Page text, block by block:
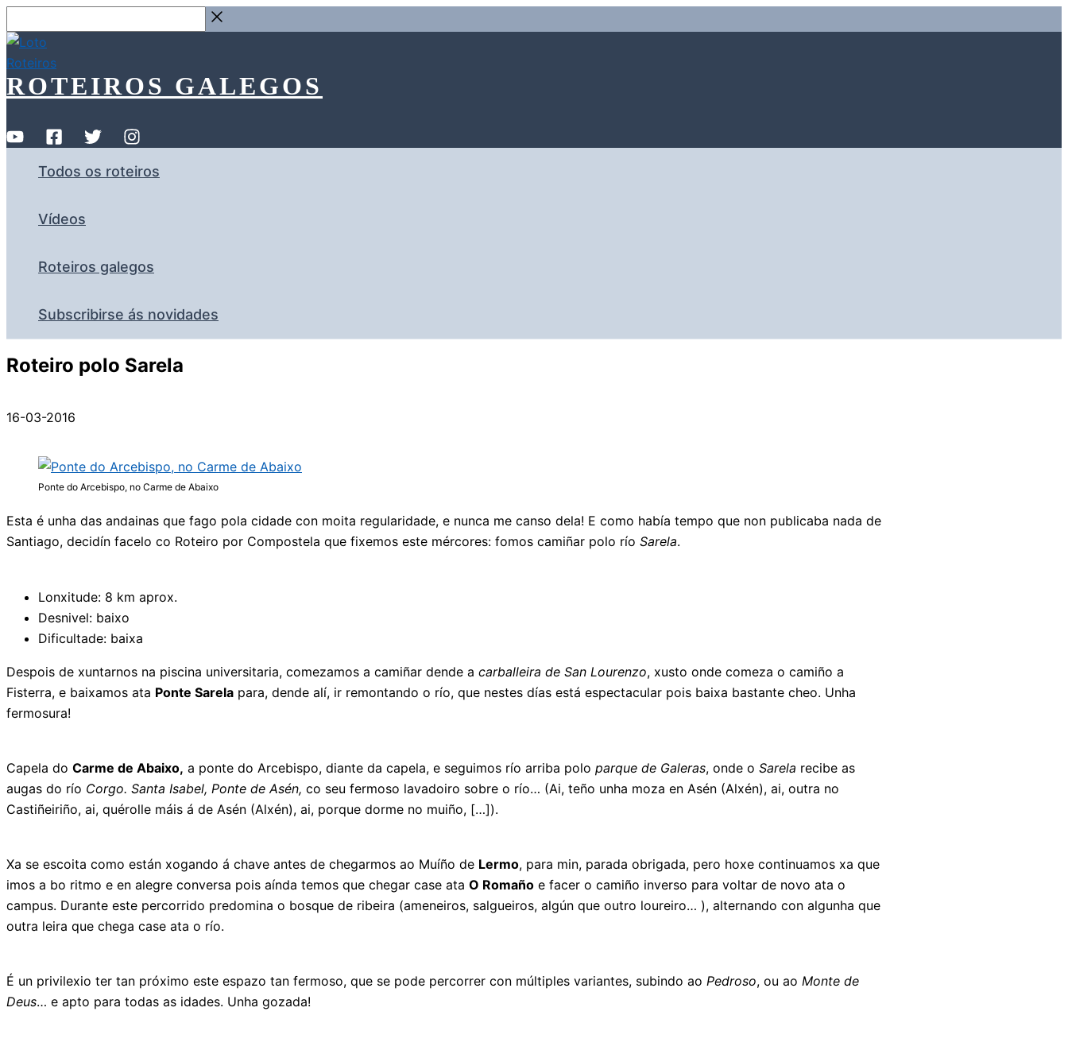
ao
contido
…
ROTEIROS GALEGOS
Todos os roteiros
Vídeos
Roteiros galegos
Subscribirse ás novidades
Roteiro polo Sarela
16-03-2016
Ponte do Arcebispo, no Carme de Abaixo
Esta é unha das andainas que fago pola cidade con moita regularidade, e nunca me canso dela! E como había tempo que non publicaba nada de
Santiago, decidín facelo co Roteiro por Compostela que fixemos este mércores: fomos camiñar polo río Sarela.
Lonxitude: 8 km aprox.
Desnivel: baixo
Dificultade: baixa
Despois de xuntarnos na piscina universitaria, comezamos a camiñar dende a carballeira de San Lourenzo, xusto onde comeza o camiño a
Fisterra, e baixamos ata Ponte Sarela para, dende alí, ir remontando o río, que nestes días está espectacular pois baixa bastante cheo. Unha
fermosura!
Capela do Carme de Abaixo, a ponte do Arcebispo, diante da capela, e seguimos río arriba polo parque de Galeras, onde o Sarela recibe as
augas do río Corgo. Santa Isabel, Ponte de Asén, co seu fermoso lavadoiro sobre o río… (Ai, teño unha moza en Asén (Alxén), ai, outra no
Castiñeiriño, ai, quérolle máis á de Asén (Alxén), ai, porque dorme no muiño, […]).
Xa se escoita como están xogando á chave antes de chegarmos ao Muíño de Lermo, para min, parada obrigada, pero hoxe continuamos xa que
imos a bo ritmo e en alegre conversa pois aínda temos que chegar case ata O Romaño e facer o camiño inverso para voltar de novo ata o
campus. Durante este percorrido predomina o bosque de ribeira (ameneiros, salgueiros, algún que outro loureiro… ), alternando con algunha que
outra leira que chega case ata o río.
É un privilexio ter tan próximo este espazo tan fermoso, que se pode percorrer con múltiples variantes, subindo ao Pedroso, ou ao Monte de
Deus… e apto para todas as idades. Unha gozada!